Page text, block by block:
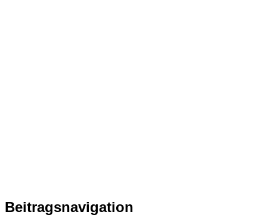
Beitragsnavigation